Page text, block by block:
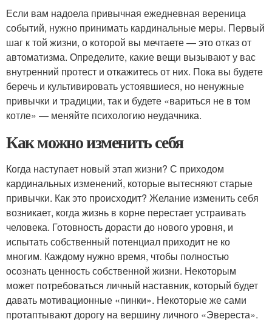
Если вам надоела привычная ежедневная вереница
событий, нужно принимать кардинальные меры. Первый
шаг к той жизни, о которой вы мечтаете — это отказ от
автоматизма. Определите, какие вещи вызывают у вас
внутренний протест и откажитесь от них. Пока вы будете
беречь и культивировать устоявшиеся, но ненужные
привычки и традиции, так и будете «вариться не в том
котле» — меняйте психологию неудачника.
Как можно изменить себя
Когда наступает новый этап жизни? С приходом
кардинальных изменений, которые вытесняют старые
привычки. Как это происходит? Желание изменить себя
возникает, когда жизнь в корне перестает устраивать
человека. Готовность дорасти до нового уровня, и
испытать собственный потенциал приходит не ко
многим. Каждому нужно время, чтобы полностью
осознать ценность собственной жизни. Некоторым
может потребоваться личный наставник, который будет
давать мотивационные «пинки». Некоторые же сами
протаптывают дорогу на вершину личного «Эвереста».